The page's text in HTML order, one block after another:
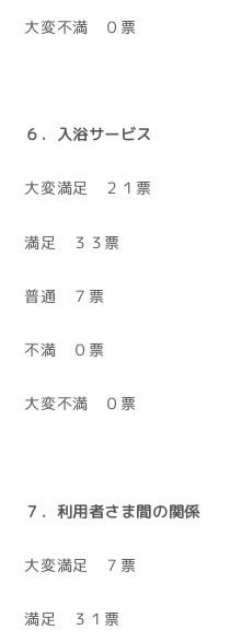
大変不満 ０票
６．入浴サービス
大変満足 ２１票
満足 ３３票
普通 ７票
不満 ０票
大変不満 ０票
７．利用者さま間の関係
大変満足 ７票
満足 ３１票